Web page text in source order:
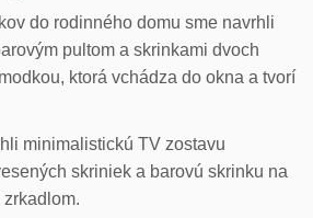
do rodinného domu sme navrhli
pultom a skrinkami dvoch
ktorá vchádza do okna a tvorí
minimalistickú TV zostavu
skriniek a barovú skrinku na